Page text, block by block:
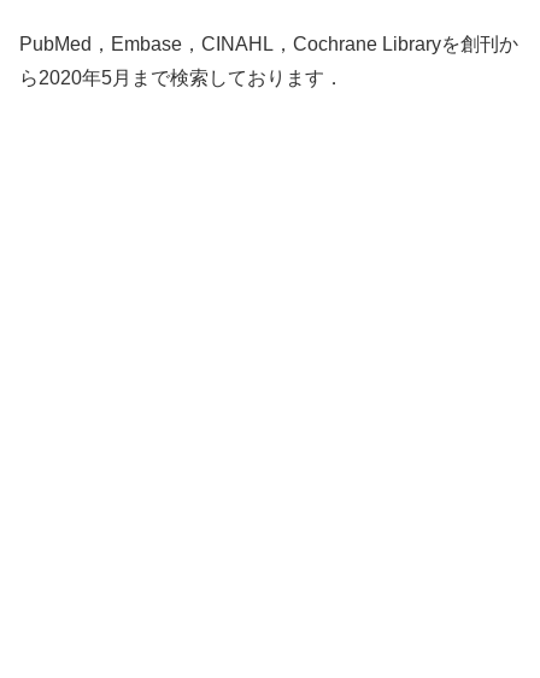
PubMed，Embase，CINAHL，Cochrane Libraryを創刊か
ら2020年5月まで検索しております．